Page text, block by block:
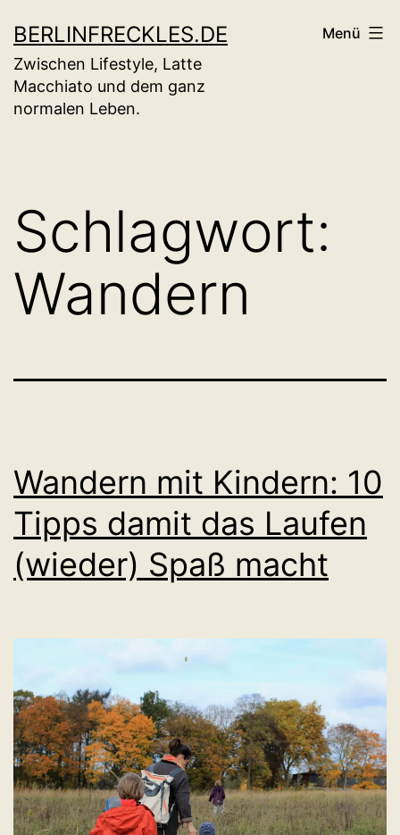
Inhalt
springen
BERLINFRECKLES.DE
Zwischen Lifestyle, Latte
Macchiato und dem ganz
normalen Leben.
Menü
Schlagwort:
Wandern
Wandern mit Kindern: 10
Tipps damit das Laufen
(wieder) Spaß macht